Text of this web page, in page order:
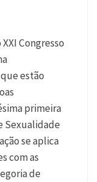
Congresso
estão
primeira
Sexualidade
se aplica
com as
de